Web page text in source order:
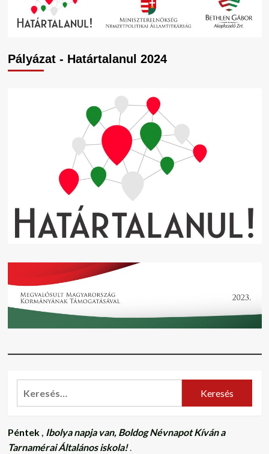
Pályázat - Határtalanul 2024
Péntek, Ibolya napja van, Boldog Névnapot Kíván a
Tarnamérai Általános iskola!.